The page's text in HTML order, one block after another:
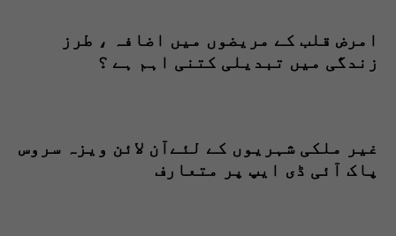
امرض قلب کے مریضوں میں اضافہ ، طرز
زندگی میں تبدیلی کتنی اہم ہے ؟
غیر ملکی شہریوں کے لئےآن لائن ویزہ سروس
پاک آئی ڈی ایپ پر متعارف